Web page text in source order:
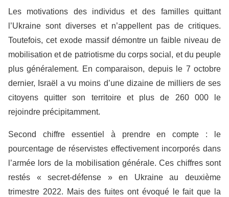
Les motivations des individus et des familles quittant
l’Ukraine sont diverses et n’appellent pas de critiques.
Toutefois, cet exode massif démontre un faible niveau de
mobilisation et de patriotisme du corps social, et du peuple
plus généralement. En comparaison, depuis le 7 octobre
dernier, Israël a vu moins d’une dizaine de milliers de ses
citoyens quitter son territoire et plus de 260 000 le
rejoindre précipitamment.
Second chiffre essentiel à prendre en compte : le
pourcentage de réservistes effectivement incorporés dans
l’armée lors de la mobilisation générale. Ces chiffres sont
restés « secret-défense » en Ukraine au deuxième
trimestre 2022. Mais des fuites ont évoqué le fait que la